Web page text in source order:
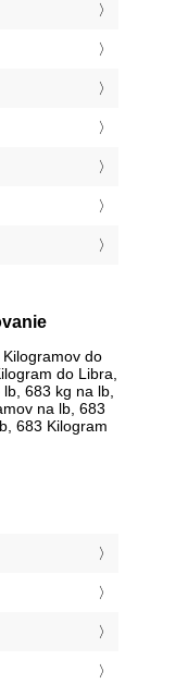
do
do Libra,
683 kg na lb,
na lb, 683
683 Kilogram